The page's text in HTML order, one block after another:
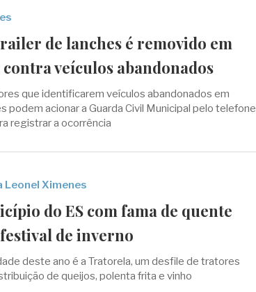
de lanches é removido em
contra veículos abandonados
que identificarem veículos abandonados em
podem acionar a Guarda Civil Municipal pelo telefone
registrar a ocorrência
Leonel Ximenes
do ES com fama de quente
de inverno
deste ano é a Tratorela, um desfile de tratores
de queijos, polenta frita e vinho